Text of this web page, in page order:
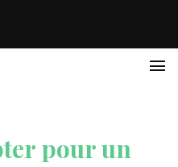
pour un